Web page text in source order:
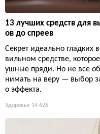
13 лучших средств для
ов до спреев
Секрет идеально гладких
вильном средстве,
ушные пряди. Но не все
нимать на веру — выбор
о эффекта.
Здоровье 14 626